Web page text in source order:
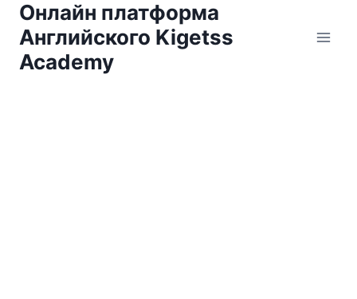
Онлайн платформа
Английского Kigetss
Academy